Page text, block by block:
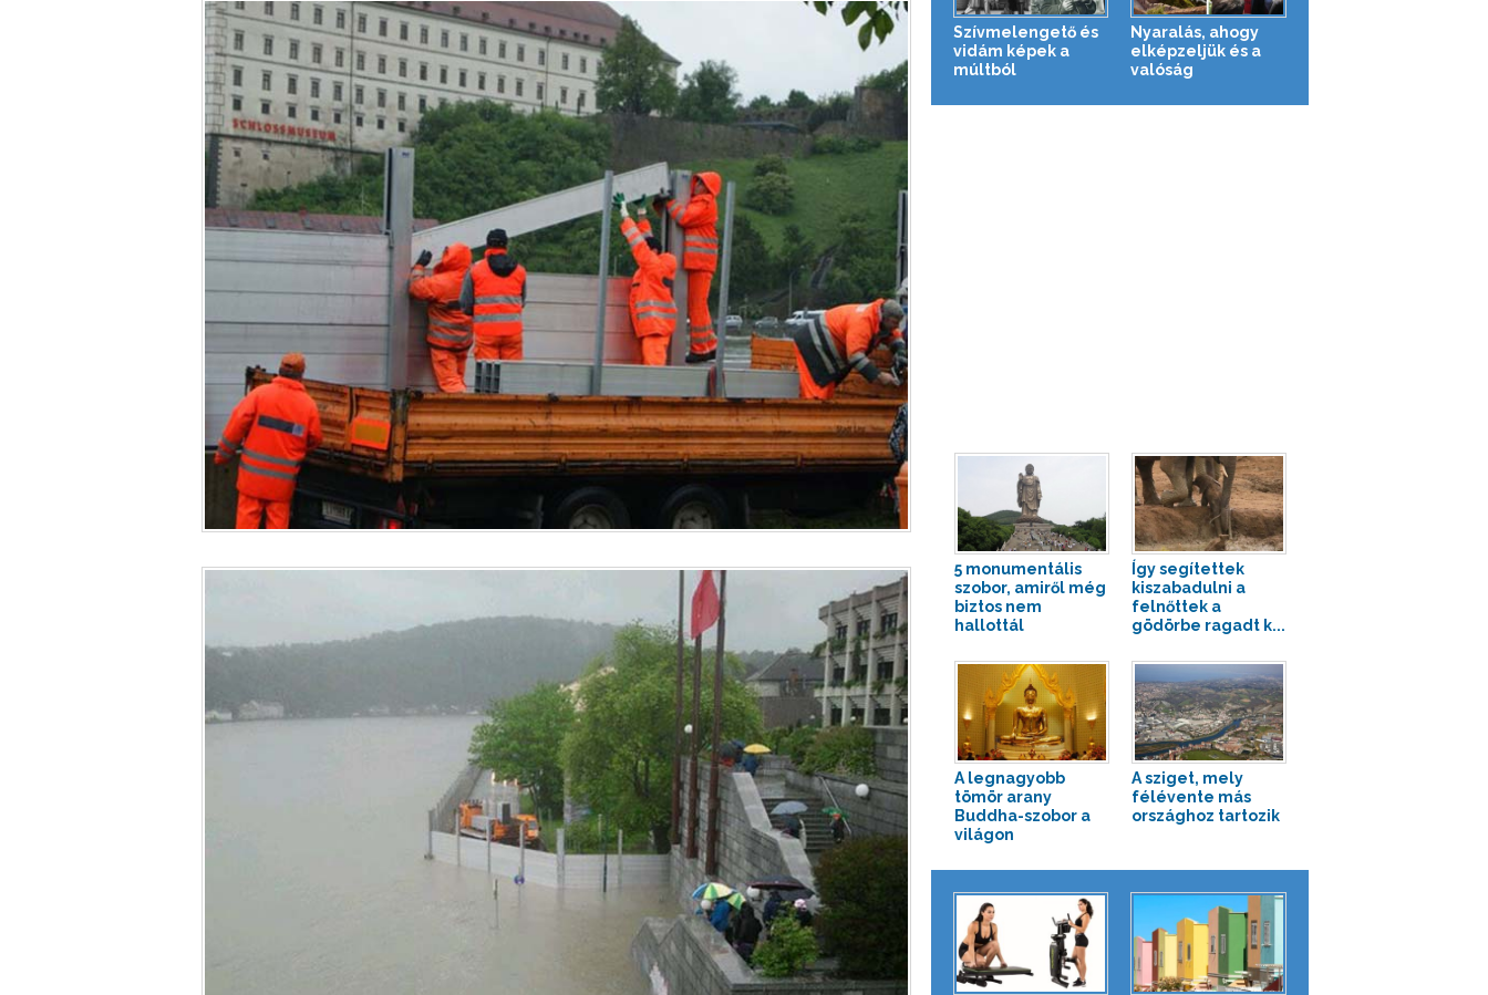
Szívmelengető és
vidám képek a
múltból
Nyaralás, ahogy
elképzeljük és a
valóság
5 monumentális
szobor, amiről még
biztos nem
hallottál
Így segítettek
kiszabadulni a
felnőttek a
gödörbe ragadt k...
A legnagyobb
tömör arany
Buddha-szobor a
világon
A sziget, mely
félévente más
országhoz tartozik